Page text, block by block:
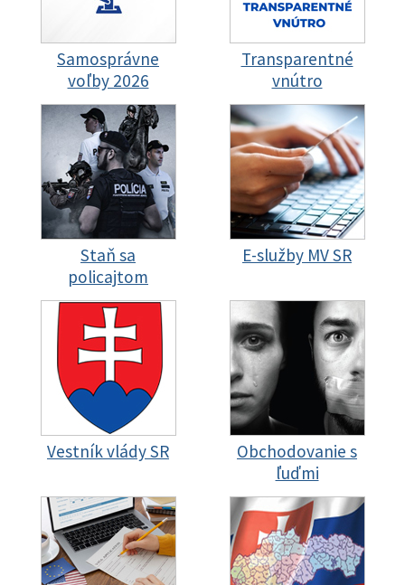
Samosprávne
voľby 2026
Transparentné
vnútro
Staň sa
policajtom
E-služby MV SR
Vestník vlády SR
Obchodovanie s
ľuďmi